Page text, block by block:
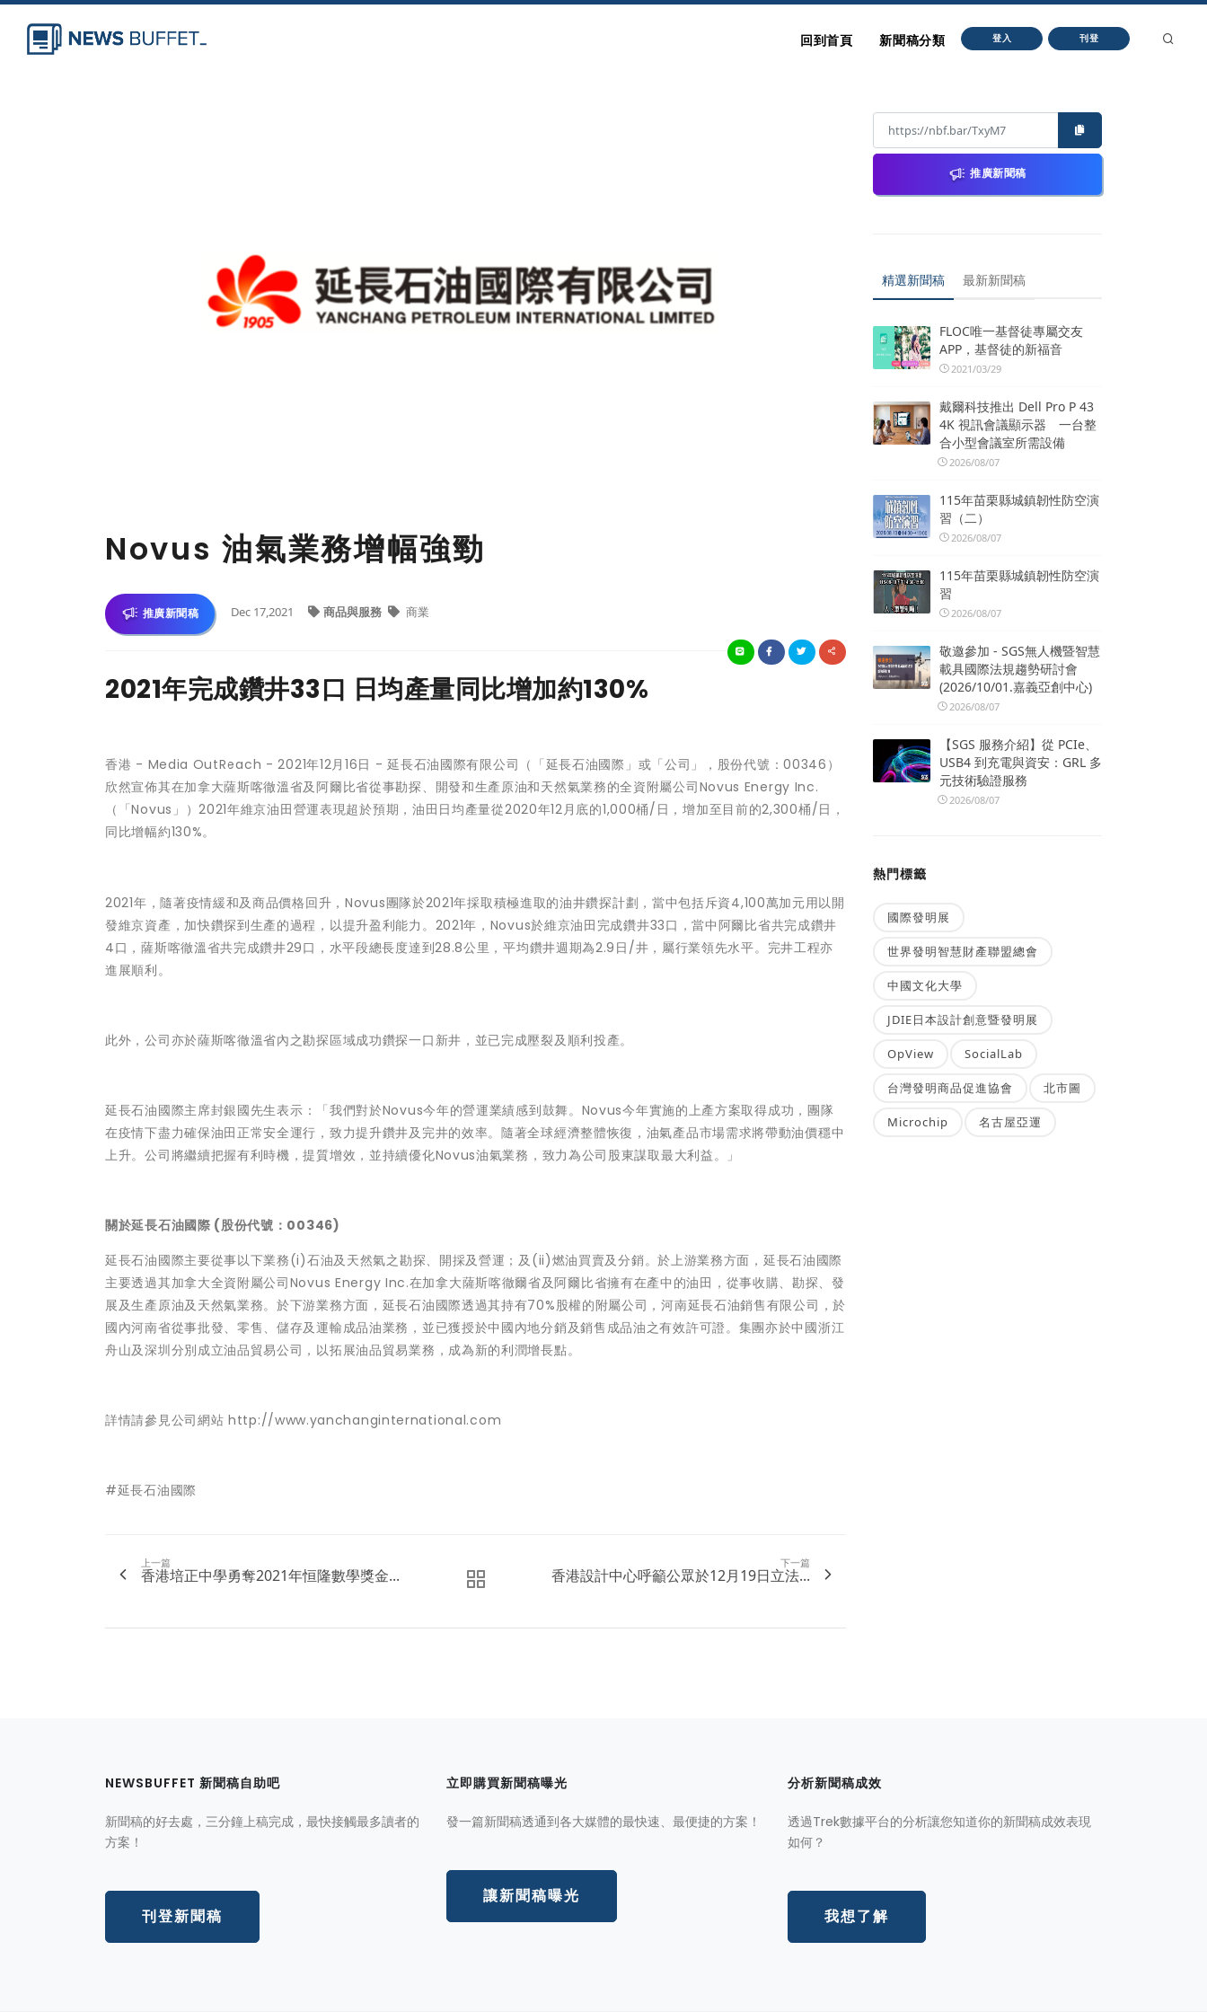
回到首頁 新聞稿分類 登入 刊登
Novus 油氣業務增幅強勁
推廣新聞稿 Dec 17,2021 商品與服務 商業
2021年完成鑽井33口 日均產量同比增加約130%
香港 - Media OutReach - 2021年12月16日 -延長石油國際有限公司 （「延長石油國際」或「公司」，股份代號：00346）
欣然宣佈其在加拿大薩斯喀徹溫省及阿爾比省從事勘探、開發和生產原油和天然氣業務的全資附屬公司Novus Energy Inc.
（「Novus」）2021年維京油田營運表現超於預期，油田日均產量從2020年12月底的1,000桶/日，增加至目前的2,300桶/日，
同比增幅約130%。
2021年，隨著疫情緩和及商品價格回升，Novus團隊於2021年採取積極進取的油井鑽探計劃，當中包括斥資4,100萬加元用以開
發維京資產，加快鑽探到生產的過程，以提升盈利能力。2021年，Novus於維京油田完成鑽井33口，當中阿爾比省共完成鑽井
4口，薩斯喀徹溫省共完成鑽井29口，水平段總長度達到28.8公里，平均鑽井週期為2.9日/井，屬行業領先水平。完井工程亦
進展順利。
此外，公司亦於薩斯喀徹溫省內之勘探區域成功鑽探一口新井，並已完成壓裂及順利投產。
延長石油國際主席封銀國先生表示：「我們對於Novus今年的營運業績感到鼓舞。Novus今年實施的上產方案取得成功，團隊
在疫情下盡力確保油田正常安全運行，致力提升鑽井及完井的效率。隨著全球經濟整體恢復，油氣產品市場需求將帶動油價穩中
上升。公司將繼續把握有利時機，提質增效，並持續優化Novus油氣業務，致力為公司股東謀取最大利益。」
關於延長石油國際 (股份代號：00346)
延長石油國際主要從事以下業務(i)石油及天然氣之勘探、開採及營運；及(ii)燃油買賣及分銷。於上游業務方面，延長石油國際
主要透過其加拿大全資附屬公司Novus Energy Inc.在加拿大薩斯喀徹爾省及阿爾比省擁有在產中的油田，從事收購、勘探、發
展及生產原油及天然氣業務。於下游業務方面，延長石油國際透過其持有70%股權的附屬公司，河南延長石油銷售有限公司，於
國內河南省從事批發、零售、儲存及運輸成品油業務，並已獲授於中國內地分銷及銷售成品油之有效許可證。集團亦於中國浙江
舟山及深圳分別成立油品貿易公司，以拓展油品貿易業務，成為新的利潤增長點。
詳情請參見公司網站 http://www.yanchanginternational.com
#延長石油國際
上一篇
香港培正中學勇奪2021年恒隆數學獎金...
下一篇
香港設計中心呼籲公眾於12月19日立法...
推廣新聞稿
精選新聞稿 最新新聞稿
FLOC唯一基督徒專屬交友
APP，基督徒的新福音
2021/03/29
戴爾科技推出 Dell Pro P 43
4K 視訊會議顯示器 一台整
合小型會議室所需設備
2026/08/07
115年苗栗縣城鎮韌性防空演
習（二）
2026/08/07
115年苗栗縣城鎮韌性防空演
習
2026/08/07
敬邀參加 - SGS無人機暨智慧
載具國際法規趨勢研討會
(2026/10/01.嘉義亞創中心)
2026/08/07
【SGS 服務介紹】從 PCIe、
USB4 到充電與資安：GRL 多
元技術驗證服務
2026/08/07
熱門標籤
國際發明展
世界發明智慧財產聯盟總會
中國文化大學
JDIE日本設計創意暨發明展
OpView SocialLab
台灣發明商品促進協會 北市圖
Microchip 名古屋亞運
NEWSBUFFET 新聞稿自助吧
新聞稿的好去處，三分鐘上稿完成，最快接觸最多讀者的
方案！
刊登新聞稿
立即購買新聞稿曝光
發一篇新聞稿透通到各大媒體的最快速、最便捷的方案！
讓新聞稿曝光
分析新聞稿成效
透過Trek數據平台的分析讓您知道你的新聞稿成效表現
如何？
我想了解